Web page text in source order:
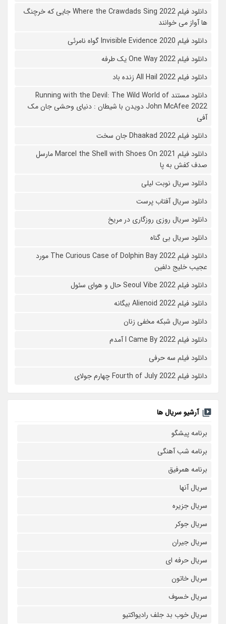
دانلود فیلم Where the Crawdads Sing 2022 جایی که خرچنگ
ها آواز می خوانند
دانلود فیلم 2020 Invisible Evidence گواه نامرئی
دانلود فیلم One Way 2022 یک طرفه
دانلود فیلم All Hail 2022 زنده باد
دانلود مستند Running with the Devil: The Wild World of
John McAfee 2022 دویدن با شیطان : دنیای وحشی جان مک
آفی
دانلود فیلم Dhaakad 2022 جان سخت
دانلود فیلم Marcel the Shell with Shoes On 2021 مارسل
صدف کفش به پا
دانلود سریال نوبت لیلی
دانلود سریال آفتاب پرست
دانلود سریال روزی روزگاری در مریخ
دانلود سریال بی گناه
دانلود فیلم The Curious Case of Dolphin Bay 2022 مورد
عجیب خلیج دلفین
دانلود فیلم Seoul Vibe 2022 حال و هوای سئول
دانلود فیلم Alienoid 2022 بیگانه
دانلود سریال شبکه مخفی زنان
دانلود فیلم I Came By 2022 آمدم
دانلود فیلم سه حرفی
دانلود فیلم Fourth of July 2022 چهارم جولای
آرشیو سریال ها
برنامه پیشگو
برنامه شب آهنگی
برنامه همرفیق
سریال آنها
سریال جزیره
سریال جوکر
سریال جیران
سریال حرفه ای
سریال خاتون
سریال خسوف
سریال خوب بد جلف رادیواکتیو